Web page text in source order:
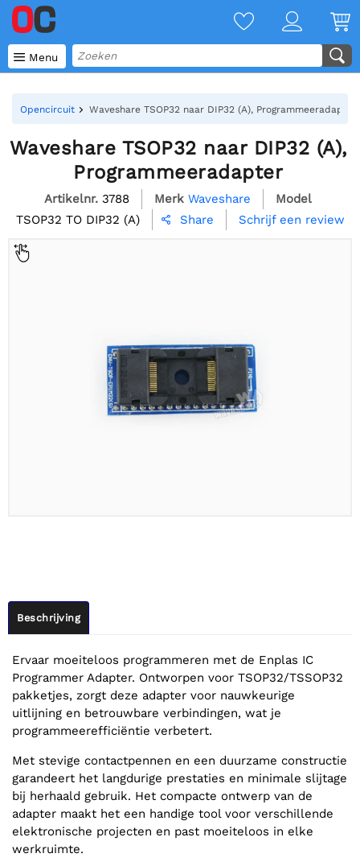
 Menu
Opencircuit Waveshare TSOP32 naar DIP32 (A), Programmeeradapter
Waveshare TSOP32 naar DIP32 (A),
Programmeeradapter
Artikelnr. 3788 Merk Waveshare
Model
TSOP32 TO DIP32 (A)
 Share Schrijf een review
Beschrijving
Ervaar moeiteloos programmeren met de Enplas IC
Programmer Adapter. Ontworpen voor TSOP32/TSSOP32
pakketjes, zorgt deze adapter voor nauwkeurige
uitlijning en betrouwbare verbindingen, wat je
programmeerefficiëntie verbetert.
Met stevige contactpennen en een duurzame constructie
garandeert het langdurige prestaties en minimale slijtage
bij herhaald gebruik. Het compacte ontwerp van de
adapter maakt het een handige tool voor verschillende
elektronische projecten en past moeiteloos in elke
werkruimte.